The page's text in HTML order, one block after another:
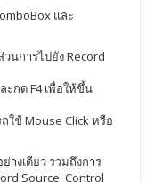
และ
นการไปยัง Record
กด F4 เพื่อให้ขึ้น
ใช้ Mouse Click หรือ
างเดียว รวมถึงการ
Source, Control